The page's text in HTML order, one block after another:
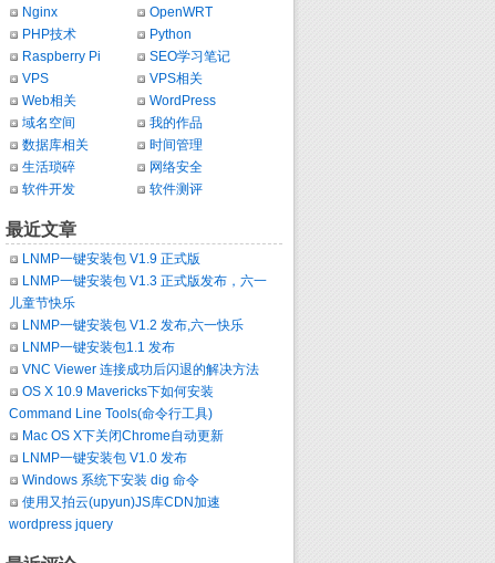
Nginx
OpenWRT
PHP技术
Python
Raspberry Pi
SEO学习笔记
VPS
VPS相关
Web相关
WordPress
域名空间
我的作品
数据库相关
时间管理
生活琐碎
网络安全
软件开发
软件测评
最近文章
LNMP一键安装包 V1.9 正式版
LNMP一键安装包 V1.3 正式版发布，六一
儿童节快乐
LNMP一键安装包 V1.2 发布,六一快乐
LNMP一键安装包1.1 发布
VNC Viewer 连接成功后闪退的解决方法
OS X 10.9 Mavericks下如何安装
Command Line Tools(命令行工具)
Mac OS X下关闭Chrome自动更新
LNMP一键安装包 V1.0 发布
Windows 系统下安装 dig 命令
使用又拍云(upyun)JS库CDN加速
wordpress jquery